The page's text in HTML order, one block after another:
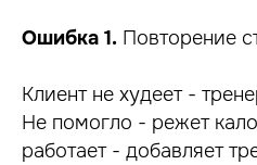
Ошибка 1. Повторение
Клиент не худеет -
Не помогло - режет
работает - добавляет